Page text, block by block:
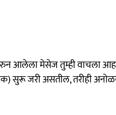
आलेला मेसेज तुम्ही वाचला
सुरू जरी असतील, तरीही